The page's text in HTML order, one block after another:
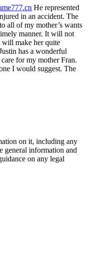
He represented
in an accident. The
all of my mother’s wants
manner. It will not
will make her quite
has a wonderful
for my mother Fran.
I would suggest. The
on it, including any
general information and
on any legal